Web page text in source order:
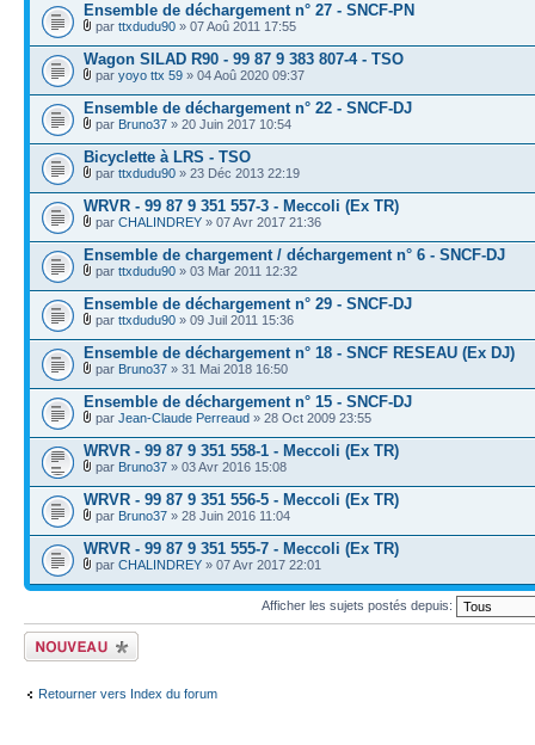
Ensemble de déchargement n° 27 - SNCF-PN
par ttxdudu90 » 07 Aoû 2011 17:55
Wagon SILAD R90 - 99 87 9 383 807-4 - TSO
par yoyo ttx 59 » 04 Aoû 2020 09:37
Ensemble de déchargement n° 22 - SNCF-DJ
par Bruno37 » 20 Juin 2017 10:54
Bicyclette à LRS - TSO
par ttxdudu90 » 23 Déc 2013 22:19
WRVR - 99 87 9 351 557-3 - Meccoli (Ex TR)
par CHALINDREY » 07 Avr 2017 21:36
Ensemble de chargement / déchargement n° 6 - SNCF-DJ
par ttxdudu90 » 03 Mar 2011 12:32
Ensemble de déchargement n° 29 - SNCF-DJ
par ttxdudu90 » 09 Juil 2011 15:36
Ensemble de déchargement n° 18 - SNCF RESEAU (Ex DJ)
par Bruno37 » 31 Mai 2018 16:50
Ensemble de déchargement n° 15 - SNCF-DJ
par Jean-Claude Perreaud » 28 Oct 2009 23:55
WRVR - 99 87 9 351 558-1 - Meccoli (Ex TR)
par Bruno37 » 03 Avr 2016 15:08
WRVR - 99 87 9 351 556-5 - Meccoli (Ex TR)
par Bruno37 » 28 Juin 2016 11:04
WRVR - 99 87 9 351 555-7 - Meccoli (Ex TR)
par CHALINDREY » 07 Avr 2017 22:01
Afficher les sujets postés depuis:
Écrire un nouveau
sujet
Retourner vers Index du forum